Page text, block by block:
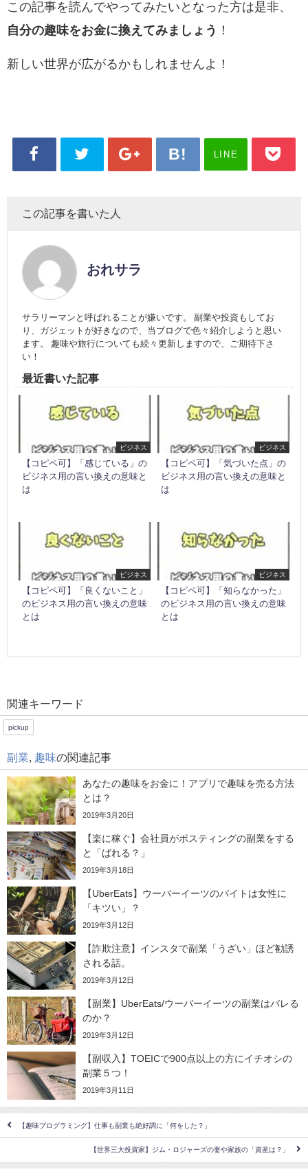
この記事を読んでやってみたいとなった方は是非、
自分の趣味をお金に換えてみましょう
！
新しい世界が広がるかもしれませんよ！
LINE
この記事を書いた人
おれサラ
サラリーマンと呼ばれることが嫌いです。 副業や投資もしてお
り、ガジェットが好きなので、当ブログで色々紹介しようと思い
ます。 趣味や旅行についても続々更新しますので、ご期待下さ
い！
最近書いた記事
ビジネス
【コピペ可】「感じている」の
ビジネス用の言い換えの意味と
は
ビジネス
【コピペ可】「気づいた点」の
ビジネス用の言い換えの意味と
は
ビジネス
【コピペ可】「良くないこと」
のビジネス用の言い換えの意味
とは
ビジネス
【コピペ可】「知らなかった」
のビジネス用の言い換えの意味
とは
関連キーワード
pickup
副業 趣味の関連記事
あなたの趣味をお金に！アプリで趣味を売る方法
とは？
2019年3月20日
【楽に稼ぐ】会社員がポスティングの副業をする
と「ばれる？」
2019年3月18日
【UberEats】ウーバーイーツのバイトは女性に
「キツい」？
2019年3月12日
【詐欺注意】インスタで副業「うざい」ほど勧誘
される話。
2019年3月12日
【副業】UberEats/ウーバーイーツの副業はバレる
のか？
2019年3月12日
【副収入】TOEICで900点以上の方にイチオシの
副業５つ！
2019年3月11日
【趣味プログラミング】仕事も副業も絶好調に「何をした？」
【世界三大投資家】ジム・ロジャーズの妻や家族の「資産は？」